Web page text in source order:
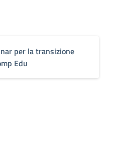
per la transizione
Edu